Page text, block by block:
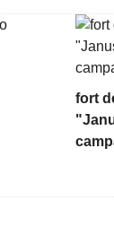
fort